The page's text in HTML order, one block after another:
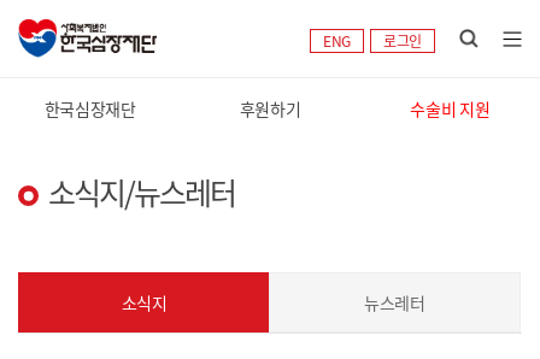
ENG 로그인
한국심장재단 후원하기 수술비 지원
소식지/뉴스레터
소식지 뉴스레터